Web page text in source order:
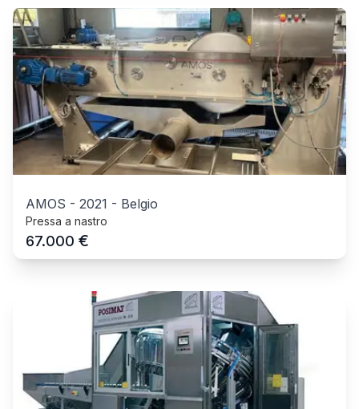
AMOS - 2021 - Belgio
Pressa a nastro
67.000 €